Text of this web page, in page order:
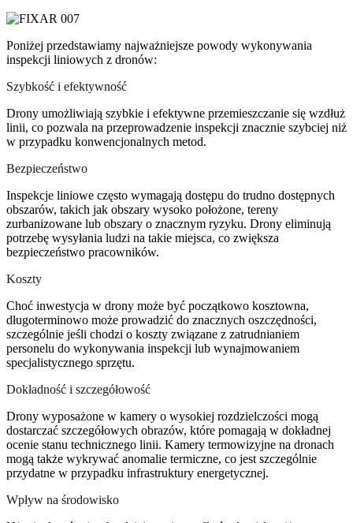
Poniżej przedstawiamy najważniejsze powody wykonywania
inspekcji liniowych z dronów:
Szybkość i efektywność
Drony umożliwiają szybkie i efektywne przemieszczanie się wzdłuż
linii, co pozwala na przeprowadzenie inspekcji znacznie szybciej niż
w przypadku konwencjonalnych metod.
Bezpieczeństwo
Inspekcje liniowe często wymagają dostępu do trudno dostępnych
obszarów, takich jak obszary wysoko położone, tereny
zurbanizowane lub obszary o znacznym ryzyku. Drony eliminują
potrzebę wysyłania ludzi na takie miejsca, co zwiększa
bezpieczeństwo pracowników.
Koszty
Choć inwestycja w drony może być początkowo kosztowna,
długoterminowo może prowadzić do znacznych oszczędności,
szczególnie jeśli chodzi o koszty związane z zatrudnianiem
personelu do wykonywania inspekcji lub wynajmowaniem
specjalistycznego sprzętu.
Dokładność i szczegółowość
Drony wyposażone w kamery o wysokiej rozdzielczości mogą
dostarczać szczegółowych obrazów, które pomagają w dokładnej
ocenie stanu technicznego linii. Kamery termowizyjne na dronach
mogą także wykrywać anomalie termiczne, co jest szczególnie
przydatne w przypadku infrastruktury energetycznej.
Wpływ na środowisko